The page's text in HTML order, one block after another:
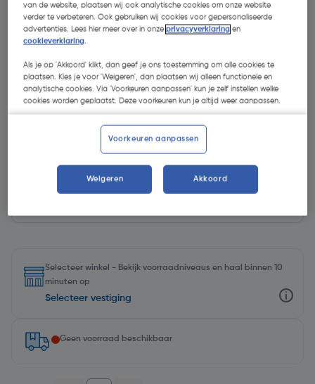
- 35 %
€ 8,53
| Excl. btw € 4,61
Kies productvariant(1)
Selecteer winkel - Bekijk voorraadniveaus en haal binnen 10
minuten op
Selecteer vestiging
Geen voorraad beschikbaar
van de website, plaatsen wij ook analytische cookies om onze website
verder te verbeteren. Ook gebruiken wij cookies voor gepersonaliseerde
advertenties. Lees hier meer over in onzeprivacyverklaring en
cookieverklaring.
Als je op 'Akkoord' klikt, dan geef je ons toestemming om alle cookies te
plaatsen. Kies je voor 'Weigeren', dan plaatsen wij alleen functionele en
analytische cookies. Via 'Voorkeuren aanpassen' kun je zelf instellen welke
cookies worden geplaatst. Deze voorkeuren kun je altijd weer aanpassen.
Voorkeuren aanpassen
Weigeren Akkoord